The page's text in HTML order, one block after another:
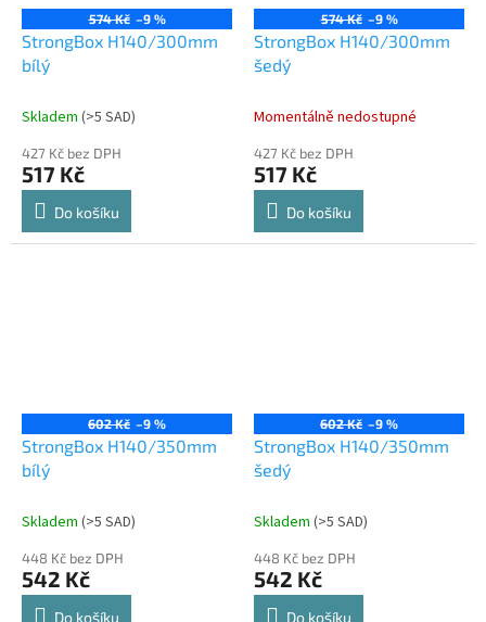
574 Kč –9 %
StrongBox H140/300mm
bílý
Skladem (>5 SAD)
427 Kč bez DPH
517 Kč
Do košíku
574 Kč –9 %
StrongBox H140/300mm
šedý
Momentálně nedostupné
427 Kč bez DPH
517 Kč
Do košíku
602 Kč –9 %
StrongBox H140/350mm
bílý
Skladem (>5 SAD)
448 Kč bez DPH
542 Kč
Do košíku
602 Kč –9 %
StrongBox H140/350mm
šedý
Skladem (>5 SAD)
448 Kč bez DPH
542 Kč
Do košíku